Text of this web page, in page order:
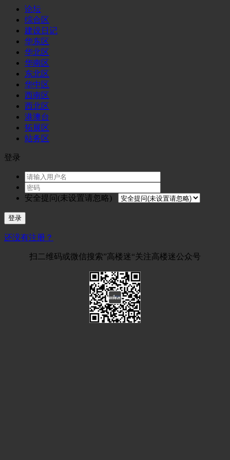
论坛
综合区
建设日记
华东区
华北区
华南区
东北区
华中区
西南区
西北区
港澳台
拓展区
站务区
登录
安全提问(未设置请忽略)
登录
还没有注册？
扫二维码或微信搜索”高楼迷“关注高楼迷公众号